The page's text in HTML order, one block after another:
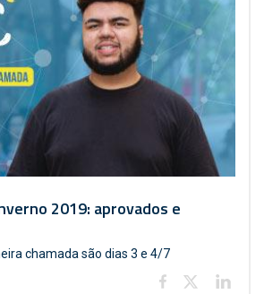
2019: aprovados e
chamada são dias 3 e 4/7